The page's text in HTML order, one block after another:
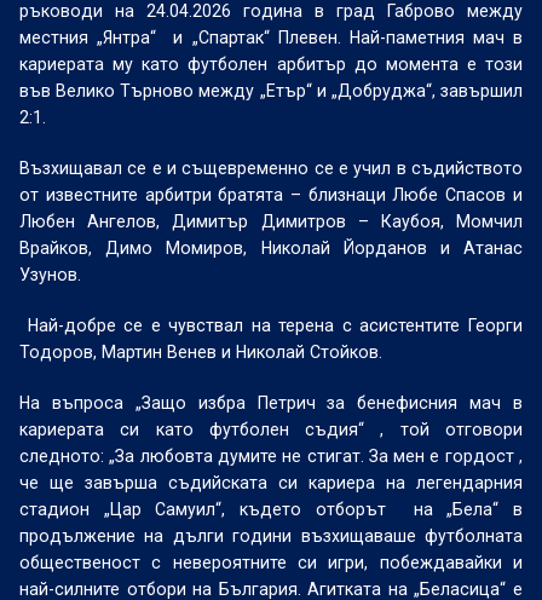
ръководи на 24.04.2026 година в град Габрово между
местния „Янтра“
и „Спартак“ Плевен. Най-паметния мач в
кариерата му като футболен арбитър до момента е този
във Велико Търново между „Етър“ и „Добруджа“, завършил
2:1.
Възхищавал се е и същевременно се е учил в съдийството
от известните арбитри братята – близнаци Любе Спасов и
Любен Ангелов, Димитър Димитров – Каубоя, Момчил
Врайков, Димо Момиров, Николай Йорданов и Атанас
Узунов.
Най-добре се е чувствал на терена с асистентите Георги
Тодоров, Мартин Венев и Николай Стойков.
На въпроса „Защо избра Петрич за бенефисния мач в
кариерата си като футболен съдия“ , той отговори
следното: „За любовта думите не стигат. За мен е гордост ,
че ще завърша съдийската си кариера на легендарния
стадион „Цар Самуил“, където отборът
на „Бела“ в
продължение на дълги години възхищаваше футболната
общественост с невероятните си игри, побеждавайки и
най-силните отбори на България. Агитката на „Беласица“ е